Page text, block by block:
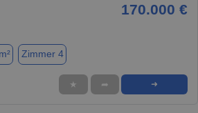
170.000 €
Zimmer 4
★ ➦ ➜